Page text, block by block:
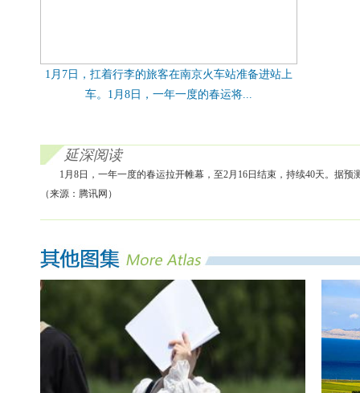
1月7日，扛着行李的旅客在南京火车站准备进站上
车。1月8日，一年一度的春运将...
延深阅读
1月8日，一年一度的春运拉开帷幕，至2月16日结束，持续40天。据
（来源：腾讯网）